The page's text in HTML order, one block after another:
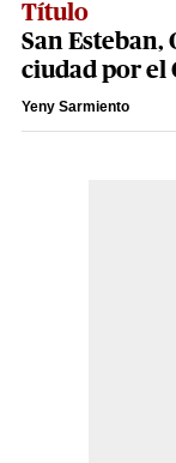
Título
San Esteban,
ciudad por el
Yeny Sarmiento